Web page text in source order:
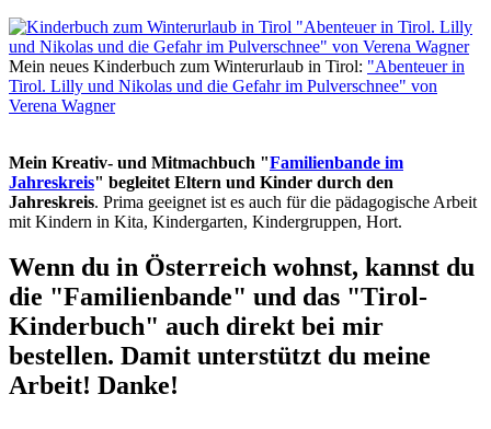
Mein neues Kinderbuch zum Winterurlaub in Tirol: "Abenteuer in
Tirol. Lilly und Nikolas und die Gefahr im Pulverschnee" von
Verena Wagner
Mein Kreativ- und Mitmachbuch "Familienbande im
Jahreskreis" begleitet Eltern und Kinder durch den
Jahreskreis. Prima geeignet ist es auch für die pädagogische Arbeit
mit Kindern in Kita, Kindergarten, Kindergruppen, Hort.
Wenn du in Österreich wohnst, kannst du
die "Familienbande" und das "Tirol-
Kinderbuch" auch direkt bei mir
bestellen. Damit unterstützt du meine
Arbeit! Danke!